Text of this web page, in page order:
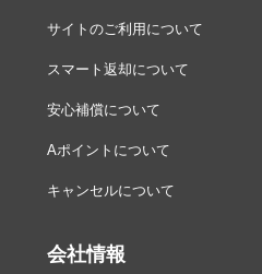
サイトのご利用について
スマート返却について
安心補償について
Aポイントについて
キャンセルについて
会社情報